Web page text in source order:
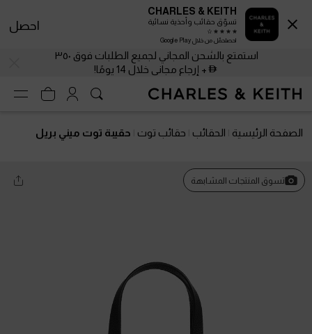
استمتع بالشحن المجاني لجميع الطلبات فوق ٣٥٠
+ إرجاع مجاني خلال 14 يومًا!
الصفحة الرئيسية الحقائب حقائب توت حقيبة توت ميني بريل
تسوق المنتجات المشابهة
CHARLES & KEITH
تسوّق حقائب وأحذية نسائية
احصلحمّل من خلال Google Play
احصل